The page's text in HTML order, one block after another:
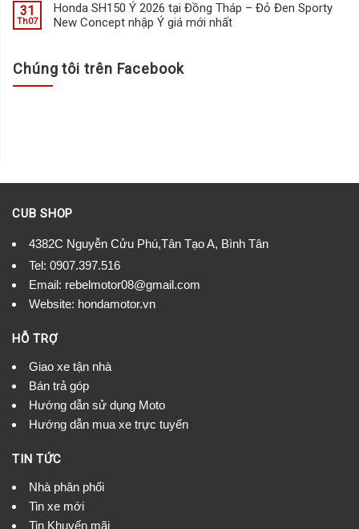
31
Th07
Honda SH150 Ý 2026 tại Đồng Tháp – Đỏ Đen Sporty
New Concept nhập Ý giá mới nhất
Chúng tôi trên Facebook
CUB SHOP
4382C Nguyễn Cửu Phú,Tân Tạo A, Bình Tân
Tel: 0907.397.516
Email: rebelmotor08@gmail.com
Website: hondamotor.vn
HỖ TRỢ
Giao xe tận nhà
Bán trả góp
Hướng dẫn sử dụng Moto
Hướng dẫn mua xe trực tuyến
TIN TỨC
Nhà phân phối
Tin xe mới
Tin Khuyến mãi